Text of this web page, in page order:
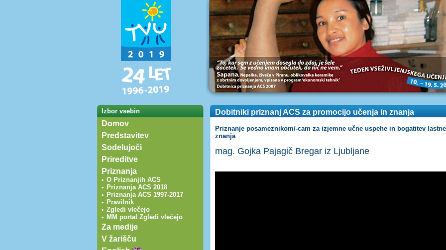
Izbor vsebin
Domov
Predstavitev
Sodelujoči
Prireditve
Priznanja
• O Priznanjih ACS
• Priznanja ACS 2018
• Priznanja ACS 1997-2017
• Pravilnik
• Zgledi vlečejo
• MM portal Zgledi vlečejo
Za medije
V žarišču
Dobitniki priznanj ACS za promocijo učenja in znanja
Priznanje posameznikom/-cam za izjemne učne uspehe in bogatitev
znanja
mag. Gojka Pajagič Bregar iz Ljubljane